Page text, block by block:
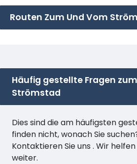
Routen Zum Und Vom
Häufig gestellte Fragen zum
Strömstad
Dies sind die am häufigsten
finden nicht, wonach Sie
Kontaktieren Sie uns . Wir
weiter.